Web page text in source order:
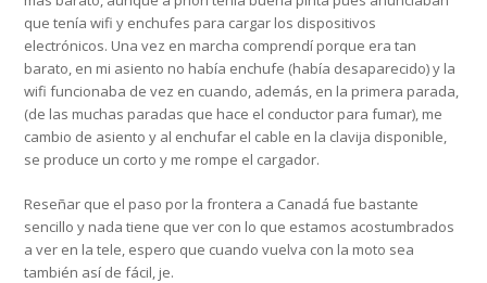
que tenía wifi y enchufes para cargar los dispositivos
electrónicos. Una vez en marcha comprendí porque era tan
barato, en mi asiento no había enchufe (había desaparecido) y la
wifi funcionaba de vez en cuando, además, en la primera parada,
(de las muchas paradas que hace el conductor para fumar), me
cambio de asiento y al enchufar el cable en la clavija disponible,
se produce un corto y me rompe el cargador.
Reseñar que el paso por la frontera a Canadá fue bastante
sencillo y nada tiene que ver con lo que estamos acostumbrados
a ver en la tele, espero que cuando vuelva con la moto sea
también así de fácil, je.